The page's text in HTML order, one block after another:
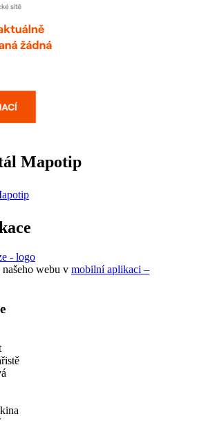
Mapotip
webu v mobilní aplikaci –